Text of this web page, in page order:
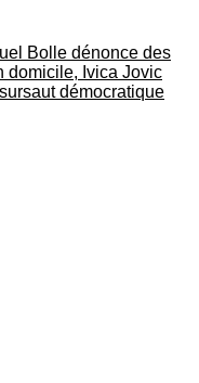
Bolle dénonce des
domicile, Ivica Jovic
démocratique